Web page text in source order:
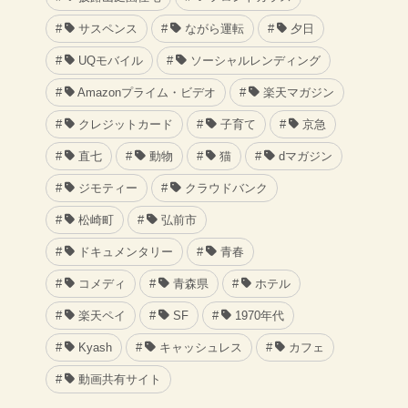
サスペンス ながら運転 夕日
UQモバイル ソーシャルレンディング
Amazonプライム・ビデオ 楽天マガジン
クレジットカード 子育て 京急
直七 動物 猫 dマガジン
ジモティー クラウドバンク
松崎町 弘前市
ドキュメンタリー 青春
コメディ 青森県 ホテル
楽天ペイ SF 1970年代
Kyash キャッシュレス カフェ
動画共有サイト